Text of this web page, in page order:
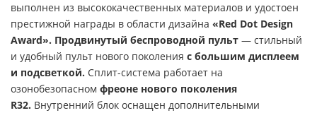
выполнен из высококачественных материалов и удостоен
престижной награды в области дизайна «Red Dot Design
Award». Продвинутый беспроводной пульт — стильный
и удобный пульт нового поколения с большим дисплеем
и подсветкой. Сплит-система работает на
озонобезопасном фреоне нового поколения
R32. Внутренний блок оснащен дополнительными